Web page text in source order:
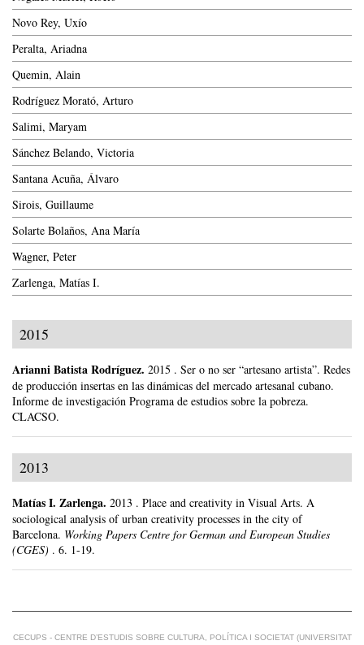
2015
Arianni Batista Rodríguez. 2015 . Ser o no ser “artesano artista”. Redes
de producción insertas en las dinámicas del mercado artesanal cubano.
Informe de investigación Programa de estudios sobre la pobreza.
CLACSO.
2013
Matías I. Zarlenga. 2013 . Place and creativity in Visual Arts. A
sociological analysis of urban creativity processes in the city of
Barcelona. Working Papers Centre for German and European Studies
(CGES) . 6. 1-19.
Novo Rey, Uxío
Peralta, Ariadna
Quemin, Alain
Rodríguez Morató, Arturo
Salimi, Maryam
Sánchez Belando, Victoria
Santana Acuña, Álvaro
Sirois, Guillaume
Solarte Bolaños, Ana María
Wagner, Peter
Zarlenga, Matías I.
CECUPS - CENTRE D’ESTUDIS SOBRE CULTURA, POLÍTICA I SOCIETAT (UNIVERSITAT